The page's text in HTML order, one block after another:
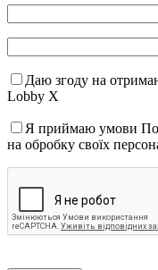
Даю згоду на
Lobby X
Я приймаю умови
на обробку своїх